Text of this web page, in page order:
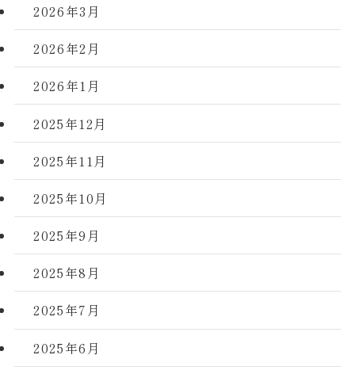
2026年3月
2026年2月
2026年1月
2025年12月
2025年11月
2025年10月
2025年9月
2025年8月
2025年7月
2025年6月